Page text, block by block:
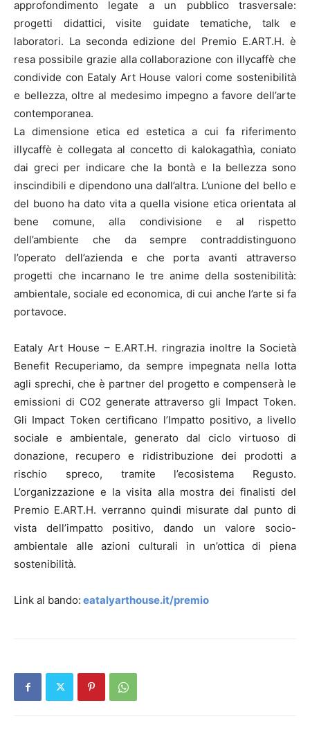
approfondimento legate a un pubblico trasversale:
progetti didattici, visite guidate tematiche, talk e
laboratori. La seconda edizione del Premio E.ART.H. è
resa possibile grazie alla collaborazione con illycaffè che
condivide con Eataly Art House valori come sostenibilità
e bellezza, oltre al medesimo impegno a favore dell’arte
contemporanea.
La dimensione etica ed estetica a cui fa riferimento
illycaffè è collegata al concetto di kalokagathìa, coniato
dai greci per indicare che la bontà e la bellezza sono
inscindibili e dipendono una dall’altra. L’unione del bello e
del buono ha dato vita a quella visione etica orientata al
bene comune, alla condivisione e al rispetto
dell’ambiente che da sempre contraddistinguono
l’operato dell’azienda e che porta avanti attraverso
progetti che incarnano le tre anime della sostenibilità:
ambientale, sociale ed economica, di cui anche l’arte si fa
portavoce.
Eataly Art House – E.ART.H. ringrazia inoltre la Società
Benefit Recuperiamo, da sempre impegnata nella lotta
agli sprechi, che è partner del progetto e compenserà le
emissioni di CO2 generate attraverso gli Impact Token.
Gli Impact Token certificano l’Impatto positivo, a livello
sociale e ambientale, generato dal ciclo virtuoso di
donazione, recupero e ridistribuzione dei prodotti a
rischio spreco, tramite l’ecosistema Regusto.
L’organizzazione e la visita alla mostra dei finalisti del
Premio E.ART.H. verranno quindi misurate dal punto di
vista dell’impatto positivo, dando un valore socio-
ambientale alle azioni culturali in un’ottica di piena
sostenibilità.
Link al bando: eatalyarthouse.it/premio